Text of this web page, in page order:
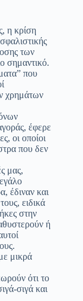
η κρίση
των
σημαντικό.
που
χρημάτων
έφερε
οι οποίοι
που δεν
μας,
έδιναν και
ειδικά
στην
ή
μικρά
ότι το
σιγά και